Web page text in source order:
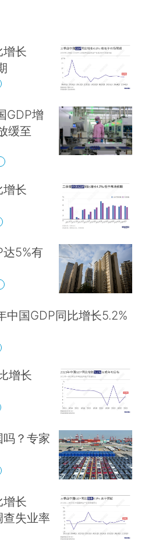
增长
GDP增
缓至
增长
5%有
中国GDP同比增长5.2%
增长
？专家
增长
查失业率